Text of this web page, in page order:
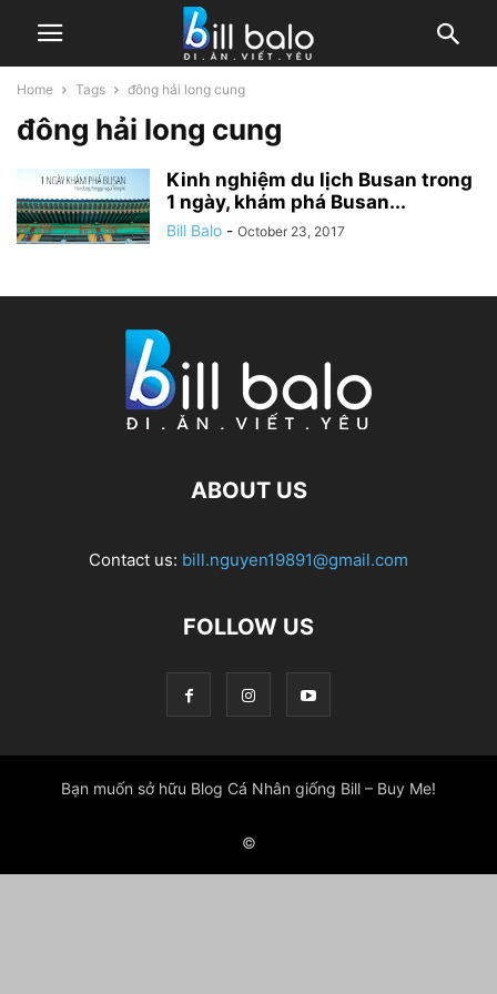
Home Tags đông hải long cung
đông hải long cung
Kinh nghiệm du lịch Busan trong
1 ngày, khám phá Busan...
Bill Balo - October 23, 2017
ABOUT US
Contact us: bill.nguyen19891@gmail.com
FOLLOW US
Bạn muốn sở hữu Blog Cá Nhân giống Bill – Buy Me!
©